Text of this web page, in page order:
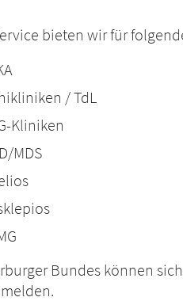
bieten wir für
/ TdL
Kliniken
MDS
Bundes können